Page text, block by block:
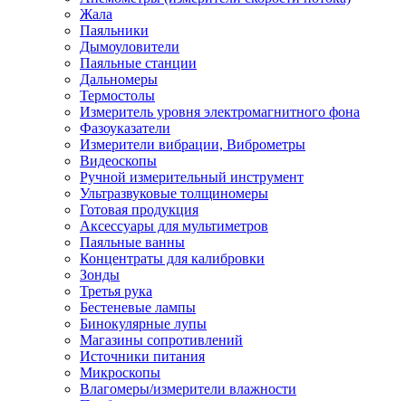
Жала
Паяльники
Дымоуловители
Паяльные станции
Дальномеры
Термостолы
Измеритель уровня электромагнитного фона
Фазоуказатели
Измерители вибрации, Виброметры
Видеоскопы
Ручной измерительный инструмент
Ультразвуковые толщиномеры
Готовая продукция
Аксессуары для мультиметров
Паяльные ванны
Концентраты для калибровки
Зонды
Третья рука
Бестеневые лампы
Бинокулярные лупы
Магазины сопротивлений
Источники питания
Микроскопы
Влагомеры/измерители влажности